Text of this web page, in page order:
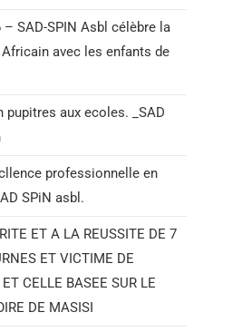
SAD-SPIN Asbl célèbre la
Africain avec les enfants de
pupitres aux ecoles. _SAD
professionnelle en
SPiN asbl.
ET A LA REUSSITE DE 7
ET VICTIME DE
CELLE BASEE SUR LE
DE MASISI